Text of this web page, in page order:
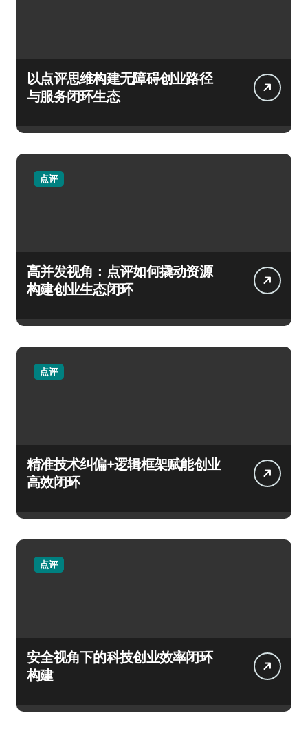
以点评思维构建无障碍创业路径
与服务闭环生态
点评
高并发视角：点评如何撬动资源
构建创业生态闭环
点评
精准技术纠偏+逻辑框架赋能创业
高效闭环
点评
安全视角下的科技创业效率闭环
构建